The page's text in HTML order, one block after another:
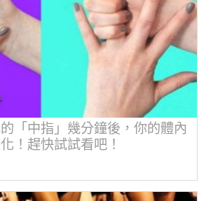
「中指」幾分鐘後，你的體內
！趕快試試看吧！